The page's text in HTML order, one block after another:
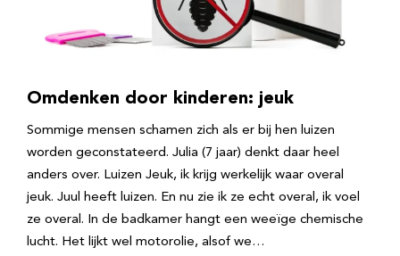
Omdenken door kinderen: jeuk
Sommige mensen schamen zich als er bij hen luizen
worden geconstateerd. Julia (7 jaar) denkt daar heel
anders over. Luizen Jeuk, ik krijg werkelijk waar overal
jeuk. Juul heeft luizen. En nu zie ik ze echt overal, ik voel
ze overal. In de badkamer hangt een weeïge chemische
lucht. Het lijkt wel motorolie, alsof we…